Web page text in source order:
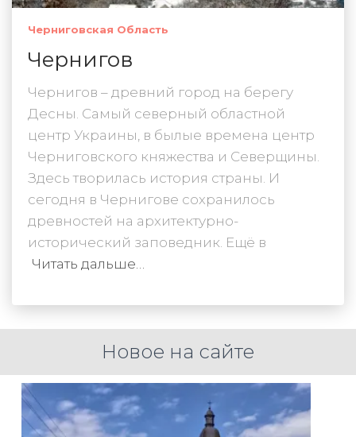
Черниговская Область
Чернигов
Чернигов – древний город на берегу
Десны. Самый северный областной
центр Украины, в былые времена центр
Черниговского княжества и Северщины.
Здесь творилась история страны. И
сегодня в Чернигове сохранилось
древностей на архитектурно-
исторический заповедник. Ещё в
Читать дальше…
Новое на сайте